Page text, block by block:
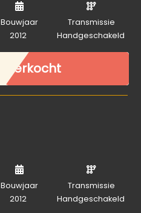
Bouwjaar
2012
Transmissie
Handgeschakeld
Verkocht
Bouwjaar
2012
Transmissie
Handgeschakeld